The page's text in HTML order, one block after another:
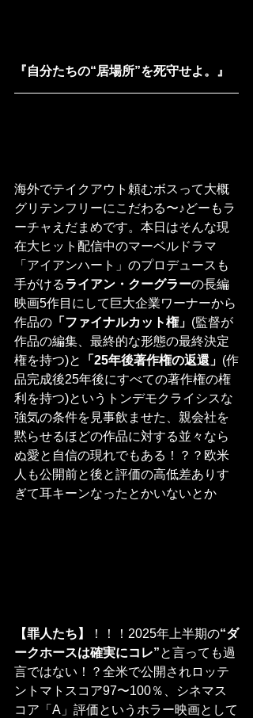
『自分たちの“居場所”を死守せよ。』
海外でテイクアウト頼むボスって大概
グリテンフリーにこだわる〜♪どーもラ
ーチャえだまめです。本日はそんな現
在大ヒット配信中のマーベルドラマ
「アイアンハート」のプロデュースも
手がけるライアン・クーグラーの長編
映画5作目にして巨大企業ワーナーから
作品の 「ファイナルカット権」 (監督が
作品の編集、最終的な形態の最終決定
権を持つ)と
「25年後著作権の返還」 (作
品完成後25年後にすべての著作権の権
利を持つ)というトンデモクライシスな
強気の条件を見事飲ませた、親会社を
黙らせるほどの作品に対する並々なら
ぬ愛と自信の現れでもある！？？欧米
人も公開前と後と評価の高低差ありす
ぎて耳キーンなったとかいないとか
【罪人たち】 ！！！2025年上半期の“ダ
ークホースは確実にコレ”と言っても過
言ではない！？全米で公開されロッテ
ントマトスコア97〜100％、シネマス
コア「A」評価というホラー映画として